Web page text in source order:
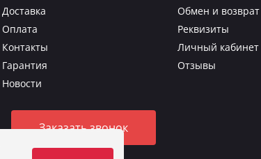
Доставка
Оплата
Контакты
Гарантия
Новости
Обмен и возврат
Реквизиты
Личный кабинет
Отзывы
Заказать звонок